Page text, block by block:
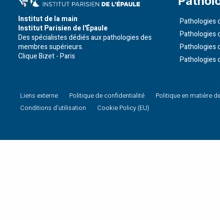
Institut de la main
Institut Parisien de l'Épaule
Des spécialistes dédiés aux pathologies des
membres supérieurs.
Clique Bizet - Paris
Pathologies
Pathologies
Pathologies
Pathologies
Liens externe Politique de confidentialité
Politique en matière
Conditions d’utilisation
Cookie Policy (EU)